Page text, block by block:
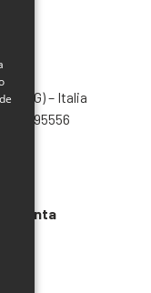
(BG) – Italia
795556
venta